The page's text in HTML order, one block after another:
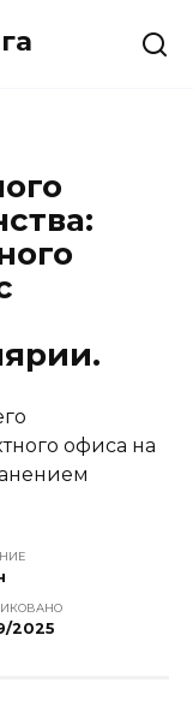
2025